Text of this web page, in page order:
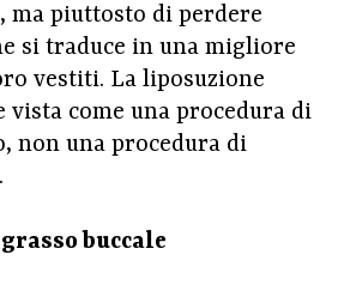
ma piuttosto di perdere
si traduce in una migliore
vestiti. La liposuzione
vista come una procedura di
non una procedura di
buccale